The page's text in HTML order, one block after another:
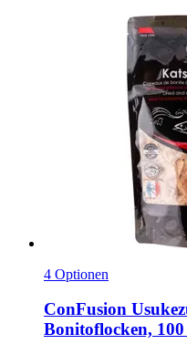
4 Optionen
ConFusion
Bonitoflocken,